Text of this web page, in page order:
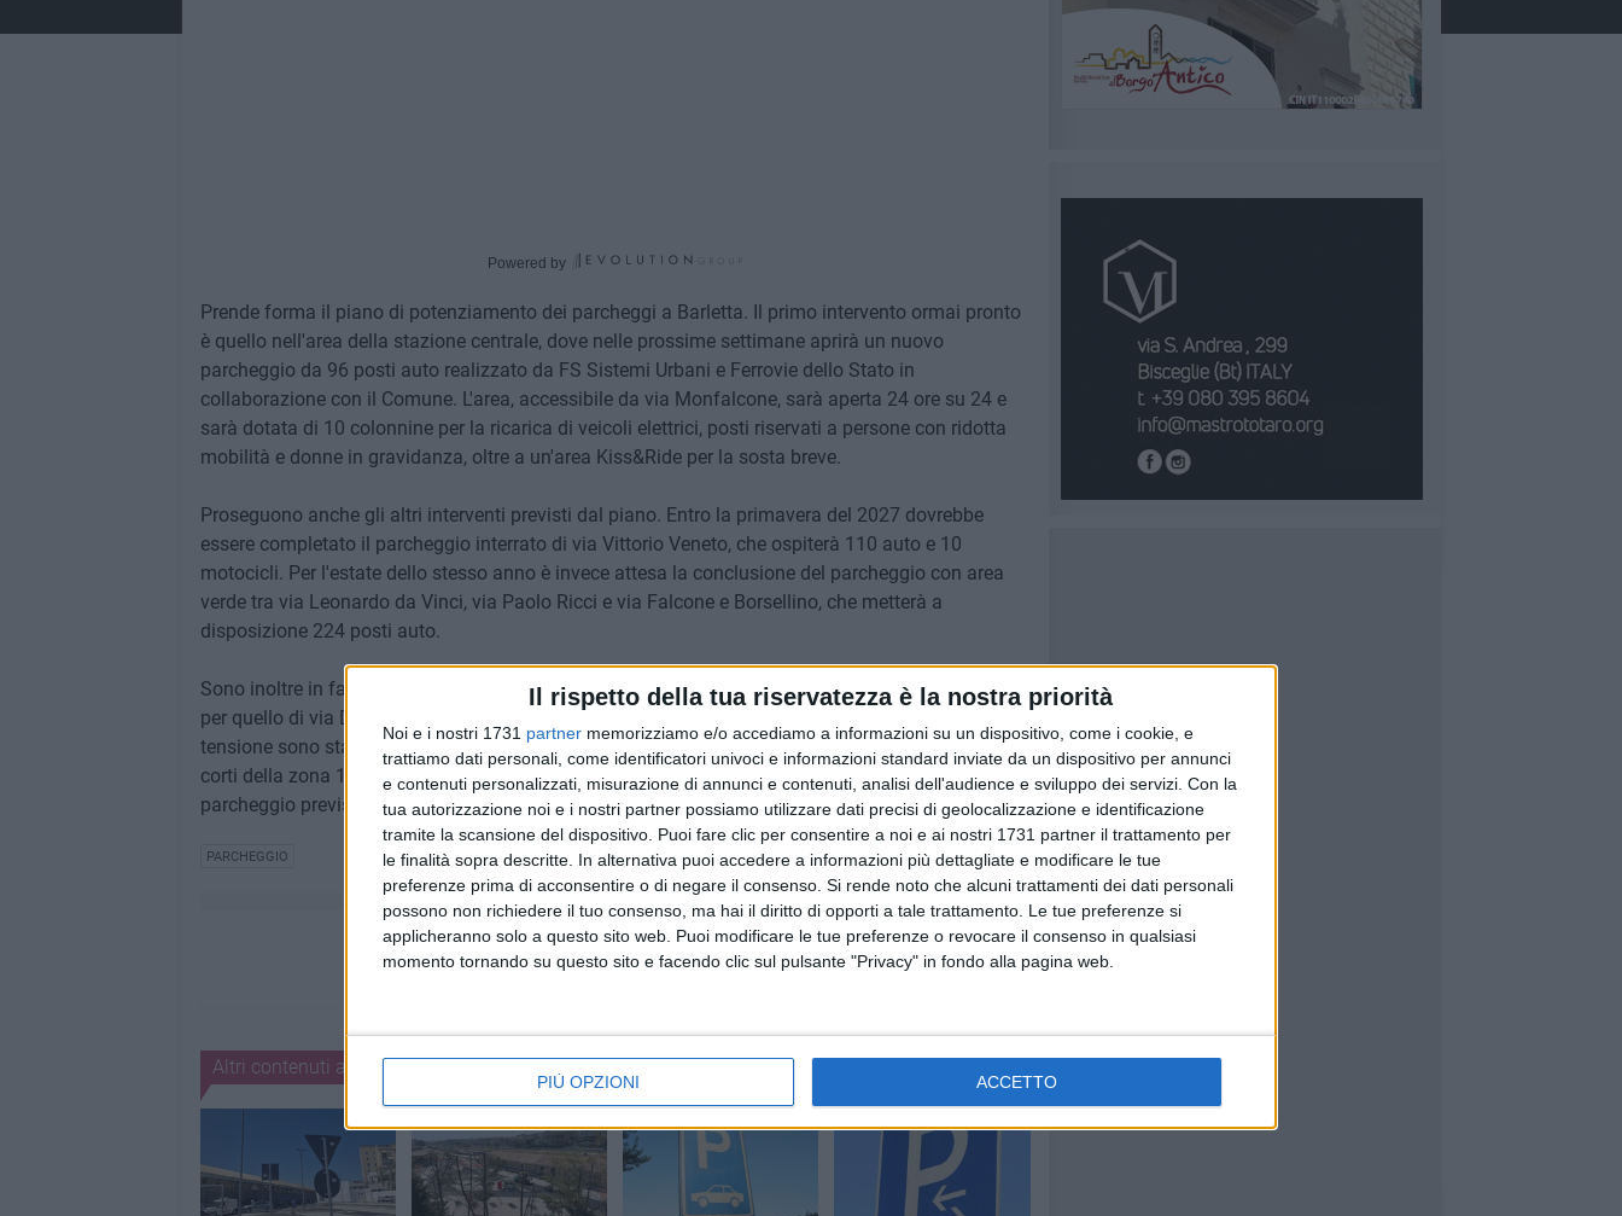
Il rispetto della tua riservatezza è la nostra priorità
Noi e i nostri 1731 partner memorizziamo e/o accediamo a informazioni su un dispositivo, come i cookie, e
trattiamo dati personali, come identificatori univoci e informazioni standard inviate da un dispositivo per annunci
e contenuti personalizzati, misurazione di annunci e contenuti, analisi dell'audience e sviluppo dei servizi. Con la
tua autorizzazione noi e i nostri partner possiamo utilizzare dati precisi di geolocalizzazione e identificazione
tramite la scansione del dispositivo. Puoi fare clic per consentire a noi e ai nostri 1731 partner il trattamento per
le finalità sopra descritte. In alternativa puoi accedere a informazioni più dettagliate e modificare le tue
preferenze prima di acconsentire o di negare il consenso. Si rende noto che alcuni trattamenti dei dati personali
possono non richiedere il tuo consenso, ma hai il diritto di opporti a tale trattamento. Le tue preferenze si
applicheranno solo a questo sito web. Puoi modificare le tue preferenze o revocare il consenso in qualsiasi
momento tornando su questo sito e facendo clic sul pulsante "Privacy" in fondo alla pagina web.
PIÙ OPZIONI ACCETTO
Powered by
Prende forma il piano di potenziamento dei parcheggi a Barletta. Il primo intervento ormai pronto
è quello nell'area della stazione centrale, dove nelle prossime settimane aprirà un nuovo
parcheggio da 96 posti auto realizzato da FS Sistemi Urbani e Ferrovie dello Stato in
collaborazione con il Comune. L'area, accessibile da via Monfalcone, sarà aperta 24 ore su 24 e
sarà dotata di 10 colonnine per la ricarica di veicoli elettrici, posti riservati a persone con ridotta
mobilità e donne in gravidanza, oltre a un'area Kiss&Ride per la sosta breve.
Proseguono anche gli altri interventi previsti dal piano. Entro la primavera del 2027 dovrebbe
essere completato il parcheggio interrato di via Vittorio Veneto, che ospiterà 110 auto e 10
motocicli. Per l'estate dello stesso anno è invece attesa la conclusione del parcheggio con area
verde tra via Leonardo da Vinci, via Paolo Ricci e via Falcone e Borsellino, che metterà a
disposizione 224 posti auto.
Sono inoltre in fase avanzata i lavori del parcheggio di via degli Ulivi, con 50 posti auto, mentre
per quello di via Dante Alighieri, da 80 posti, i rallentamenti causati da un cavo Enel ad alta
tensione sono stati superati. Nei primi mesi del 2027 è prevista anche la riqualificazione delle
corti della zona 167 con nuovi parcheggi e aree verdi, mentre a Settefrati è in fase progettuale il
parcheggio previsto in via Pertini.
PARCHEGGIO
Altri contenuti a tema